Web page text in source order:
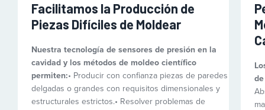
Facilitamos la Producción de
Piezas Difíciles de Moldear
Nuestra tecnología de sensores de presión en la
cavidad y los métodos de moldeo científico
permiten:• Producir con confianza piezas de paredes
delgadas o grandes con requisitos dimensionales y
estructurales estrictos.• Resolver problemas de